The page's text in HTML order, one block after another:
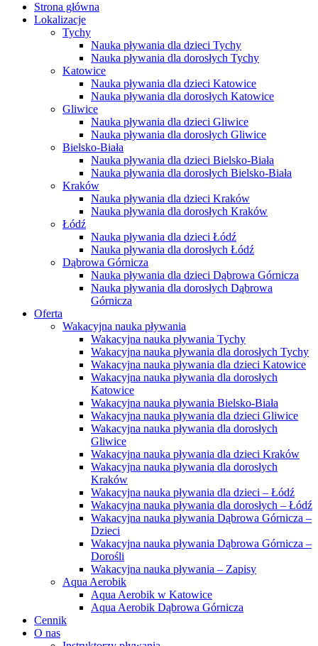
Strona główna
Lokalizacje
Tychy
Nauka pływania dla dzieci Tychy
Nauka pływania dla dorosłych Tychy
Katowice
Nauka pływania dla dzieci Katowice
Nauka pływania dla dorosłych Katowice
Gliwice
Nauka pływania dla dzieci Gliwice
Nauka pływania dla dorosłych Gliwice
Bielsko-Biała
Nauka pływania dla dzieci Bielsko-Biała
Nauka pływania dla dorosłych Bielsko-Biała
Kraków
Nauka pływania dla dzieci Kraków
Nauka pływania dla dorosłych Kraków
Łódź
Nauka pływania dla dzieci Łódź
Nauka pływania dla dorosłych Łódź
Dąbrowa Górnicza
Nauka pływania dla dzieci Dąbrowa Górnicza
Nauka pływania dla dorosłych Dąbrowa
Górnicza
Oferta
Wakacyjna nauka pływania
Wakacyjna nauka pływania Tychy
Wakacyjna nauka pływania dla dorosłych Tychy
Wakacyjna nauka pływania dla dzieci Katowice
Wakacyjna nauka pływania dla dorosłych
Katowice
Wakacyjna nauka pływania Bielsko-Biała
Wakacyjna nauka pływania dla dzieci Gliwice
Wakacyjna nauka pływania dla dorosłych
Gliwice
Wakacyjna nauka pływania dla dzieci Kraków
Wakacyjna nauka pływania dla dorosłych
Kraków
Wakacyjna nauka pływania dla dzieci – Łódź
Wakacyjna nauka pływania dla dorosłych – Łódź
Wakacyjna nauka pływania Dąbrowa Górnicza –
Dzieci
Wakacyjna nauka pływania Dąbrowa Górnicza –
Dorośli
Wakacyjna nauka pływania – Zapisy
Aqua Aerobik
Aqua Aerobik w Katowice
Aqua Aerobik Dąbrowa Górnicza
Cennik
O nas